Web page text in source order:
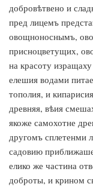
добровѣтвено и
пред лицемъ
овощноноснымъ,
присноцветущих,
на красоту
елешия водами
тополия, и
древняя, вѣия
якоже самохотне
другомъ сплетенми
садовию
елико же частина
доброты, и крином